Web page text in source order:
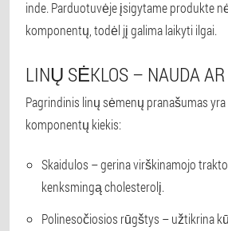
inde. Parduotuvėje įsigytame produkte
komponentų, todėl jį galima laikyti ilgai.
LINŲ SĖKLOS – NAUDA
Pagrindinis linų sėmenų pranašumas
komponentų kiekis:
Skaidulos – gerina virškinamojo
kenksmingą cholesterolį.
Polinesočiosios rūgštys – užtikrina